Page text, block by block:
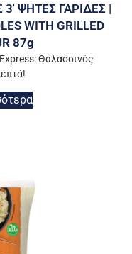
3′ ΨΗΤΕΣ ΓΑΡΙΔΕΣ |
WITH GRILLED
87g
Θαλασσινός